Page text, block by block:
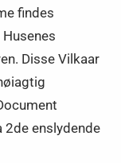
findes
Disse Vilkaar
2de enslydende